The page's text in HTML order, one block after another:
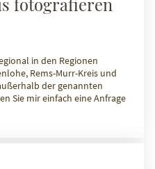
fotografieren
in den Regionen
Rems-Murr-Kreis und
der genannten
Sie mir einfach eine Anfrage